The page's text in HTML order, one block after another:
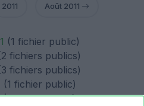
2011 Août 2011
(1 fichier public)
fichiers publics)
fichiers publics)
(1 fichier public)
(1 fichier public)